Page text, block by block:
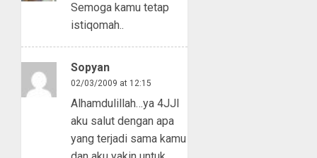
Semoga kamu tetap
istiqomah..
Sopyan
02/03/2009 at 12:15
Alhamdulillah…ya 4JJI
aku salut dengan apa
yang terjadi sama kamu